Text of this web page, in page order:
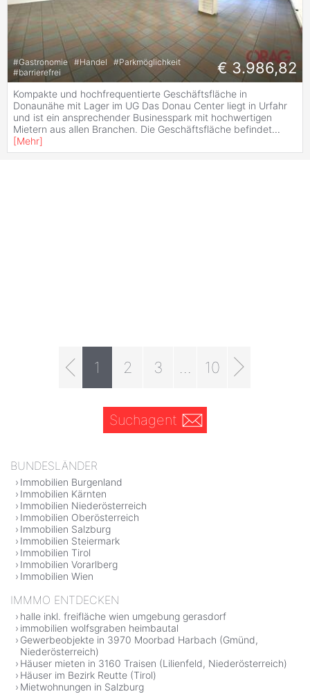
#Gastronomie #Handel #Parkmöglichkeit
#barrierefrei € 3.986,82
Kompakte und hochfrequentierte Geschäftsfläche in
Donaunähe mit Lager im UG Das Donau Center liegt in Urfahr
und ist ein ansprechender Businesspark mit hochwertigen
Mietern aus allen Branchen. Die Geschäftsfläche befindet...
[Mehr]
1 2 3 10
Suchagent
BUNDESLÄNDER
Immobilien Burgenland
Immobilien Kärnten
Immobilien Niederösterreich
Immobilien Oberösterreich
Immobilien Salzburg
Immobilien Steiermark
Immobilien Tirol
Immobilien Vorarlberg
Immobilien Wien
IMMMO ENTDECKEN
halle inkl. freifläche wien umgebung gerasdorf
immobilien wolfsgraben heimbautal
Gewerbeobjekte in 3970 Moorbad Harbach (Gmünd,
Niederösterreich)
Häuser mieten in 3160 Traisen (Lilienfeld, Niederösterreich)
Häuser im Bezirk Reutte (Tirol)
Mietwohnungen in Salzburg